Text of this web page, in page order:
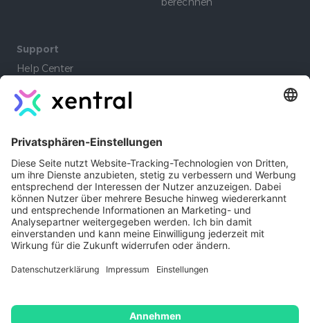
Support
Help Center
Community
Academy
Lernpfade
Company
Autoren
Jobs
Kontakt